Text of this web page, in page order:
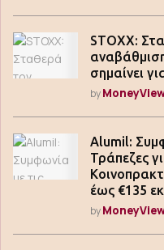
STOXX:
σημαίνει
by
Alumil:
Τράπεζες
έως €135
by